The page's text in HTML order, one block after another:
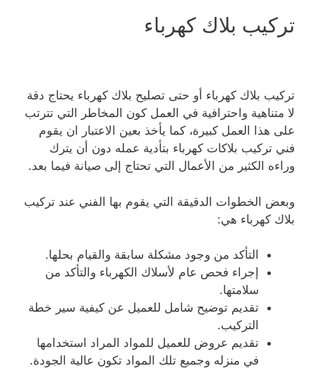
تركيب بلاك كهرباء
تركيب بلاك كهرباء أو حتى تصليح بلاك كهرباء يحتاج دقة
لا متناهية واحترافية في العمل كون المخاطر التي تترتب
على هذا العمل كبيرة، كما يأخذ بعين الاعتبار ان يقوم
فني تركيب بلاكات كهرباء بتأدية عمله دون أن يترك
وراءه الكثير من الأعمال التي تحتاج إلى صيانة فيما بعد.
وبعض الخطوات الدقيقة التي يقوم بها الفني عند تركيب
بلاك كهرباء هي:
التأكد من وجود مشكلة سابقة والقيام بحلها.
إجراء فحص عام لأسلاك الكهرباء والتأكد من
سلامتها.
تقديم توضيح شامل للعميل عن كيفية سير خطة
التركيب.
تقديم عروض للعميل للمواد المراد استخدامها
في منزله وجميع تلك المواد تكون عالية الجودة.